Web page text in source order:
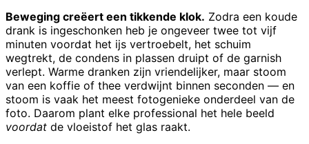
Beweging creëert een tikkende klok. Zodra een koude
drank is ingeschonken heb je ongeveer twee tot vijf
minuten voordat het ijs vertroebelt, het schuim
wegtrekt, de condens in plassen druipt of de garnish
verlept. Warme dranken zijn vriendelijker, maar stoom
van een koffie of thee verdwijnt binnen seconden — en
stoom is vaak het meest fotogenieke onderdeel van de
foto. Daarom plant elke professional het hele beeld
voordat de vloeistof het glas raakt.